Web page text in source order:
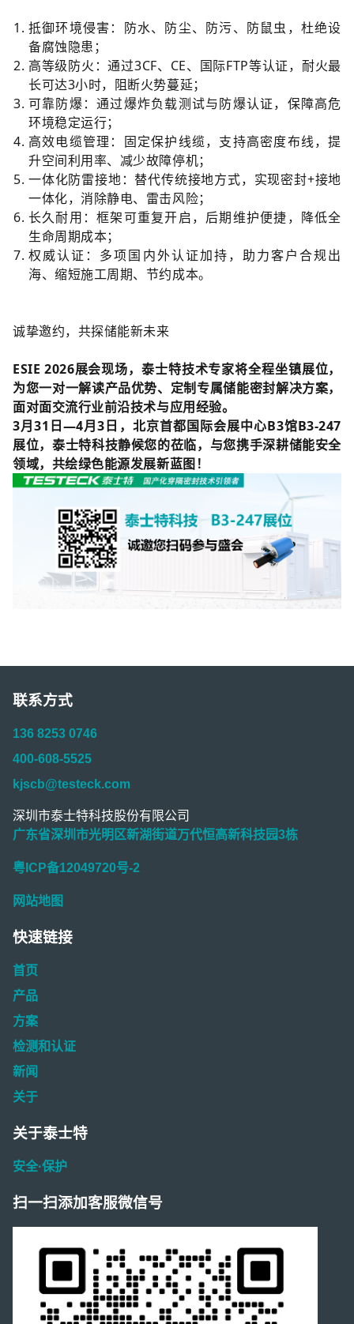
抵御环境侵害：防水、防尘、防污、防鼠虫，杜绝设
备腐蚀隐患；
高等级防火：通过3CF、CE、国际FTP等认证，耐火最
长可达3小时，阻断火势蔓延；
可靠防爆：通过爆炸负载测试与防爆认证，保障高危
环境稳定运行；
高效电缆管理：固定保护线缆，支持高密度布线，提
升空间利用率、减少故障停机；
一体化防雷接地：替代传统接地方式，实现密封+接地
一体化，消除静电、雷击风险；
长久耐用：框架可重复开启，后期维护便捷，降低全
生命周期成本；
权威认证：多项国内外认证加持，助力客户合规出
海、缩短施工周期、节约成本。
诚挚邀约，共探储能新未来
ESIE 2026展会现场，泰士特技术专家将全程坐镇展位，
为您一对一解读产品优势、定制专属储能密封解决方案，
面对面交流行业前沿技术与应用经验。
3月31日—4月3日，北京首都国际会展中心B3馆B3-247
展位，泰士特科技静候您的莅临，与您携手深耕储能安全
领域，共绘绿色能源发展新蓝图！
联系方式
136 8253 0746
400-608-5525
kjscb@testeck.com
深圳市泰士特科技股份有限公司
广东省深圳市光明区新湖街道万代恒高新科技园3栋
粤ICP备12049720号-2
网站地图
快速链接
首页
产品
方案
检测和认证
新闻
关于
关于泰士特
安全·保护
扫一扫添加客服微信号